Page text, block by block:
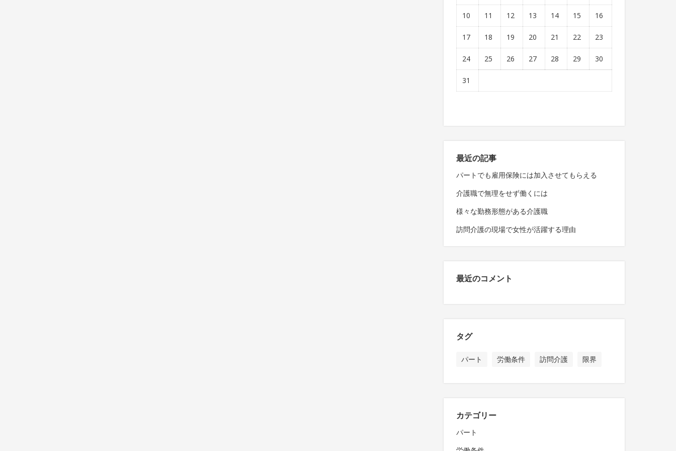
10 11 12 13 14 15 16
17 18 19 20 21 22 23
24 25 26 27 28 29 30
31
最近の記事
パートでも雇用保険には加入させてもらえる
介護職で無理をせず働くには
様々な勤務形態がある介護職
訪問介護の現場で女性が活躍する理由
最近のコメント
タグ
パート 労働条件 訪問介護 限界
カテゴリー
パート